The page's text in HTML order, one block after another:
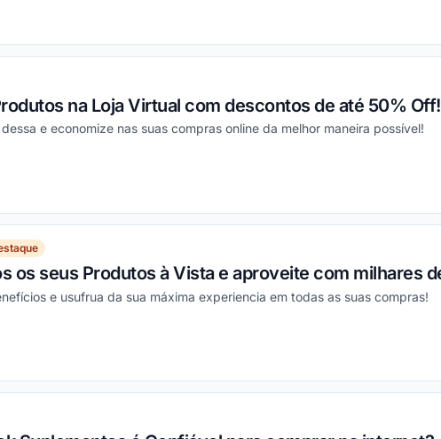
funcionou
na Loja Virtual com descontos de até 50% Off!
e economize nas suas compras online da melhor maneira possível!
funcionou
os seus Produtos à Vista e aproveite com milhares
e usufrua da sua máxima experiencia em todas as suas compras!
funcionou